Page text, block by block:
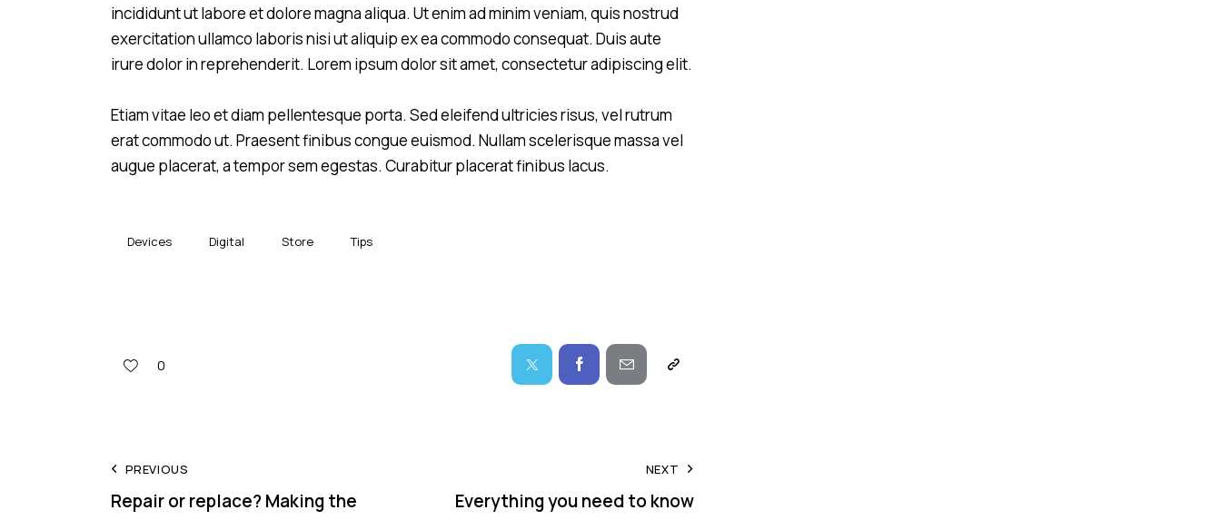
incididunt ut labore et dolore magna aliqua. Ut enim ad minim veniam, quis nostrud
exercitation ullamco laboris nisi ut aliquip ex ea commodo consequat. Duis aute
irure dolor in reprehenderit. Lorem ipsum dolor sit amet, consectetur adipiscing elit.
Etiam vitae leo et diam pellentesque porta. Sed eleifend ultricies risus, vel rutrum
erat commodo ut. Praesent finibus congue euismod. Nullam scelerisque massa vel
augue placerat, a tempor sem egestas. Curabitur placerat finibus lacus.
Devices Digital Store Tips
0
PREVIOUS
Repair or replace? Making the
NEXT
Everything you need to know